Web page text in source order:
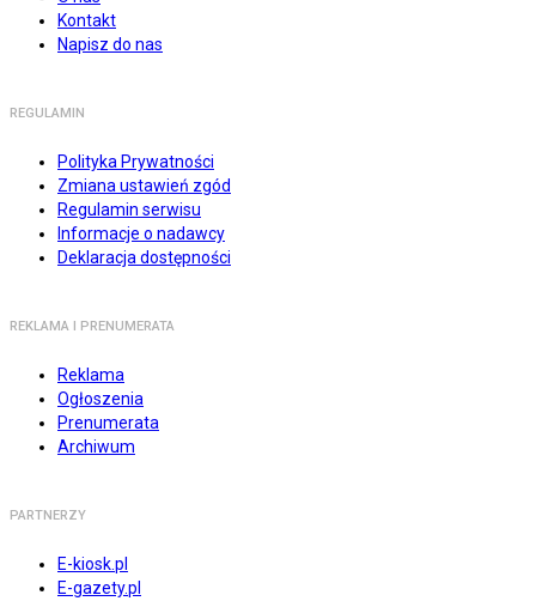
Kontakt
Napisz do nas
REGULAMIN
Polityka Prywatności
Zmiana ustawień zgód
Regulamin serwisu
Informacje o nadawcy
Deklaracja dostępności
REKLAMA I PRENUMERATA
Reklama
Ogłoszenia
Prenumerata
Archiwum
PARTNERZY
E-kiosk.pl
E-gazety.pl